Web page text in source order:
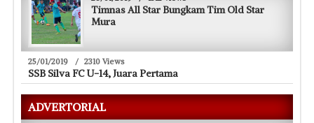
Timnas All Star Bungkam Tim Old Star
Mura
25/01/2019 / 2310 Views
SSB Silva FC U-14, Juara Pertama
ADVERTORIAL